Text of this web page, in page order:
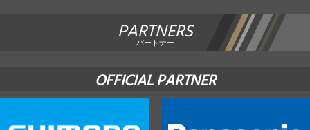
PARTNERS
パートナー
OFFICIAL PARTNER